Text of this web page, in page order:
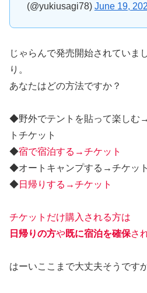
(@yukiusagi78) June 19,
じゃらんで発売開始されていま
り。
あなたはどの方法ですか？
◆野外でテントを貼って楽しむ
トチケット
◆宿で宿泊する→チケット
◆オートキャンプする→チケッ
◆日帰りする→チケット
チケットだけ購入される方は
日帰りの方や既に宿泊を確保さ
はーいここまで大丈夫そうです